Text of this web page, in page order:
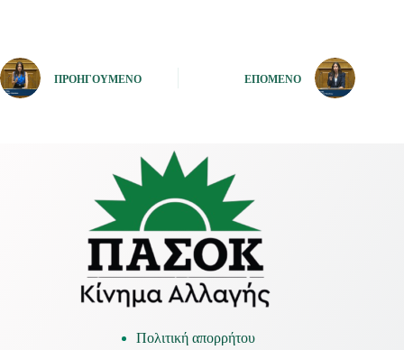
ΠΡΟΗΓΟΎΜΕΝΟ ΕΠΌΜΕΝΟ
Πολιτική απορρήτου